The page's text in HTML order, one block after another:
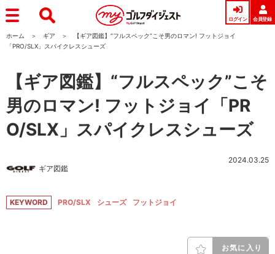
ログイン 会員登録
ホーム ギア
【ギア図鑑】“フルスペック”こそ男のロマン! フットジョイ
「PRO/SLX」スパイクレスシューズ
【ギア図鑑】“フルスペック”こそ
男のロマン! フットジョイ「PR
O/SLX」スパイクレスシューズ
ギア図鑑
2024.03.25
KEYWORD PRO/SLX シューズ フットジョイ
お気に入り